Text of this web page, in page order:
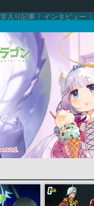
入り記事 インタビュー